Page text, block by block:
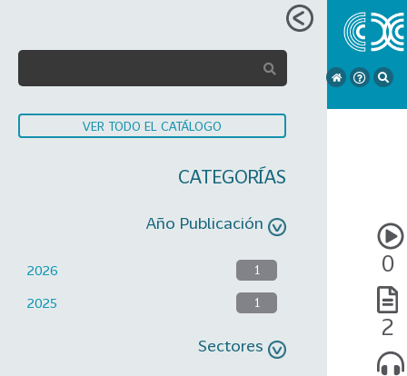
VER TODO EL CATÁLOGO
CATEGORÍAS
Año Publicación
2026 1
2025 1
Sectores
0
2